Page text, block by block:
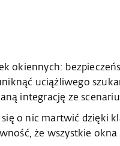
okiennych:
uciążliwego
integrację ze
o nic martwić dzięki
że wszystkie okna